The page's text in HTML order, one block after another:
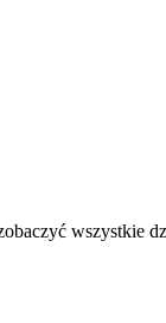
wszystkie